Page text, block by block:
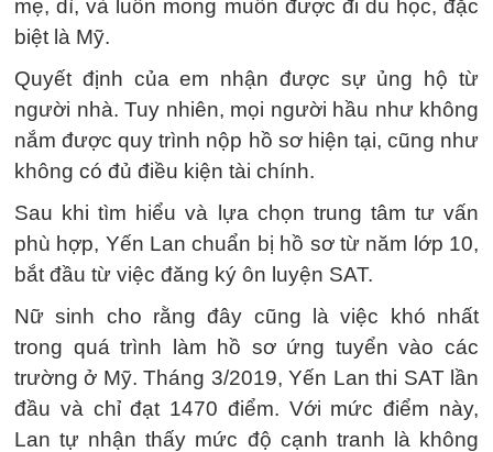
mẹ, dì, và luôn mong muốn được đi du học, đặc
biệt là Mỹ.
Quyết định của em nhận được sự ủng hộ từ
người nhà. Tuy nhiên, mọi người hầu như không
nắm được quy trình nộp hồ sơ hiện tại, cũng như
không có đủ điều kiện tài chính.
Sau khi tìm hiểu và lựa chọn trung tâm tư vấn
phù hợp, Yến Lan chuẩn bị hồ sơ từ năm lớp 10,
bắt đầu từ việc đăng ký ôn luyện SAT.
Nữ sinh cho rằng đây cũng là việc khó nhất
trong quá trình làm hồ sơ ứng tuyển vào các
trường ở Mỹ. Tháng 3/2019, Yến Lan thi SAT lần
đầu và chỉ đạt 1470 điểm. Với mức điểm này,
Lan tự nhận thấy mức độ cạnh tranh là không